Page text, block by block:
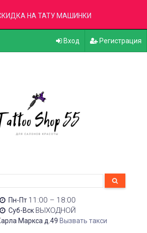
НА ТАТУ МАШИНКИ
Вход Регистрация
Пн-Пт 11:00 – 18:00
Суб-Вск ВЫХОДНОЙ
Маркса д.49 Вызвать такси